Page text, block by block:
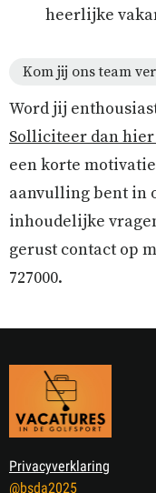
heerlijke
Kom jij ons team
Word jij
Solliciteer dan
een korte
aanvulling bent in
inhoudelijke
gerust contact op
727000.
Privacyverklaring
@bsda2025